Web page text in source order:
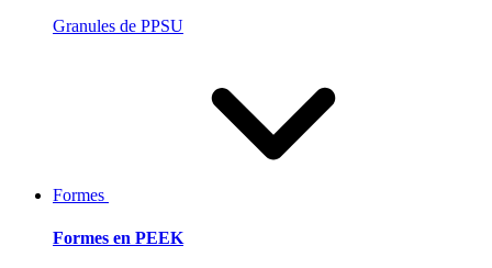
Granules de PPSU
Formes
Formes en PEEK